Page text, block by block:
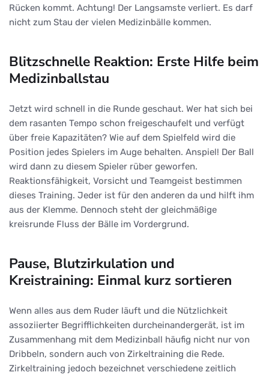
Rücken kommt. Achtung! Der Langsamste verliert. Es darf
nicht zum Stau der vielen Medizinbälle kommen.
Blitzschnelle Reaktion: Erste Hilfe beim
Medizinballstau
Jetzt wird schnell in die Runde geschaut. Wer hat sich bei
dem rasanten Tempo schon freigeschaufelt und verfügt
über freie Kapazitäten? Wie auf dem Spielfeld wird die
Position jedes Spielers im Auge behalten. Anspiel! Der Ball
wird dann zu diesem Spieler rüber geworfen.
Reaktionsfähigkeit, Vorsicht und Teamgeist bestimmen
dieses Training. Jeder ist für den anderen da und hilft ihm
aus der Klemme. Dennoch steht der gleichmäßige
kreisrunde Fluss der Bälle im Vordergrund.
Pause, Blutzirkulation und
Kreistraining: Einmal kurz sortieren
Wenn alles aus dem Ruder läuft und die Nützlichkeit
assoziierter Begrifflichkeiten durcheinandergerät, ist im
Zusammenhang mit dem Medizinball häufig nicht nur von
Dribbeln, sondern auch von Zirkeltraining die Rede.
Zirkeltraining jedoch bezeichnet verschiedene zeitlich